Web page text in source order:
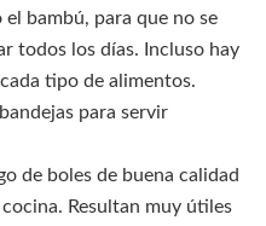
bambú, para que no se
todos los días. Incluso hay
tipo de alimentos.
para servir
de boles de buena calidad
Resultan muy útiles